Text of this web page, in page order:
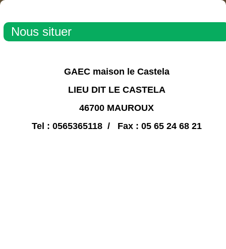
Nous situer
GAEC maison le Castela
LIEU DIT LE CASTELA
46700 MAUROUX
Tel : 0565365118 / Fax : 05 65 24 68 21